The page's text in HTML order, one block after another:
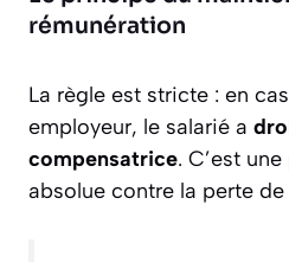
rémunération
La règle est stricte : en
employeur, le salarié a
compensatrice. C’est
absolue contre la perte